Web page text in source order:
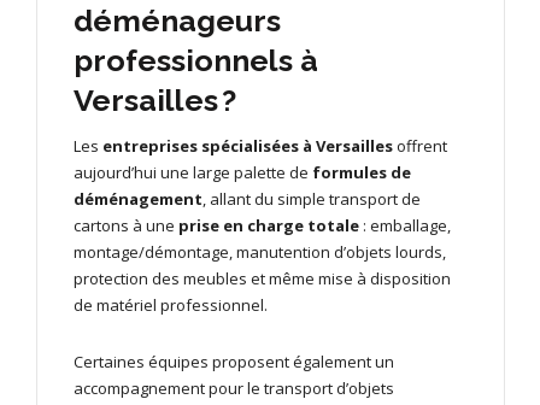
déménageurs
professionnels à
Versailles ?
Les entreprises spécialisées à Versaillesoffrent
aujourd’hui une large palette de formules de
déménagement, allant du simple transport de
cartons à une prise en charge totale : emballage,
montage/démontage, manutention d’objets lourds,
protection des meubles et même mise à disposition
de matériel professionnel.
Certaines équipes proposent également un
accompagnement pour le transport d’objets